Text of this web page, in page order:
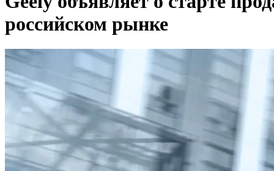
российском рынке